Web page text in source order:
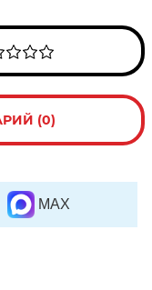
(0)
MAX